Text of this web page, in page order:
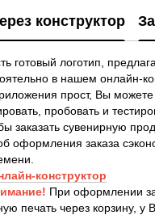
конструктор
готовый логотип,
в нашем онлайн-
прост, Вы можете
пробовать и
заказать сувенирную
оформления заказа
конструктор
При оформлении
печать через корзину, у